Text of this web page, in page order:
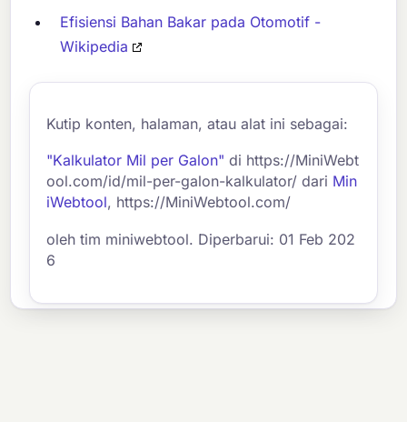
Efisiensi Bahan Bakar pada Otomotif -
Wikipedia
Kutip konten, halaman, atau alat ini sebagai:
"Kalkulator Mil per Galon" di https://MiniWebt
ool.com/id/mil-per-galon-kalkulator/ dari Min
iWebtool, https://MiniWebtool.com/
oleh tim miniwebtool. Diperbarui: 01 Feb 202
6